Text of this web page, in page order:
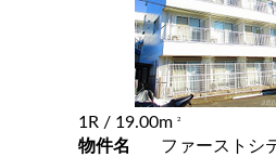
1R / 19.00m 2
物件名
ファーストシ